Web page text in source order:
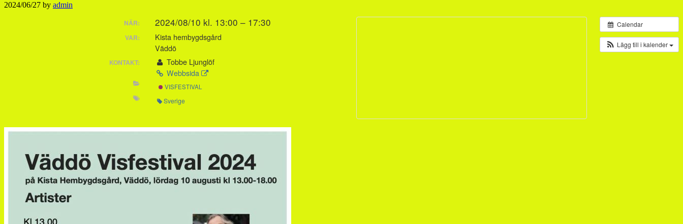
2024/06/27 by admin
Calendar
Lägg till i kalender
NÄR: 2024/08/10 kl. 13:00 – 17:30
VAR:
Kista hembygdsgård
Väddö
KONTAKT:
Tobbe Ljunglöf
Webbsida
VISFESTIVAL
Sverige